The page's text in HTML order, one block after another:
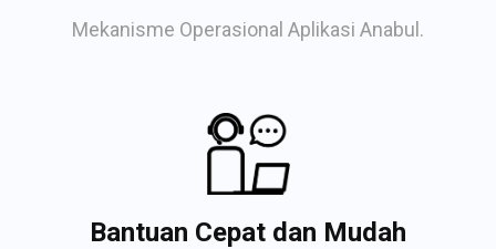
Mekanisme Operasional Aplikasi Anabul.
Bantuan Cepat dan Mudah